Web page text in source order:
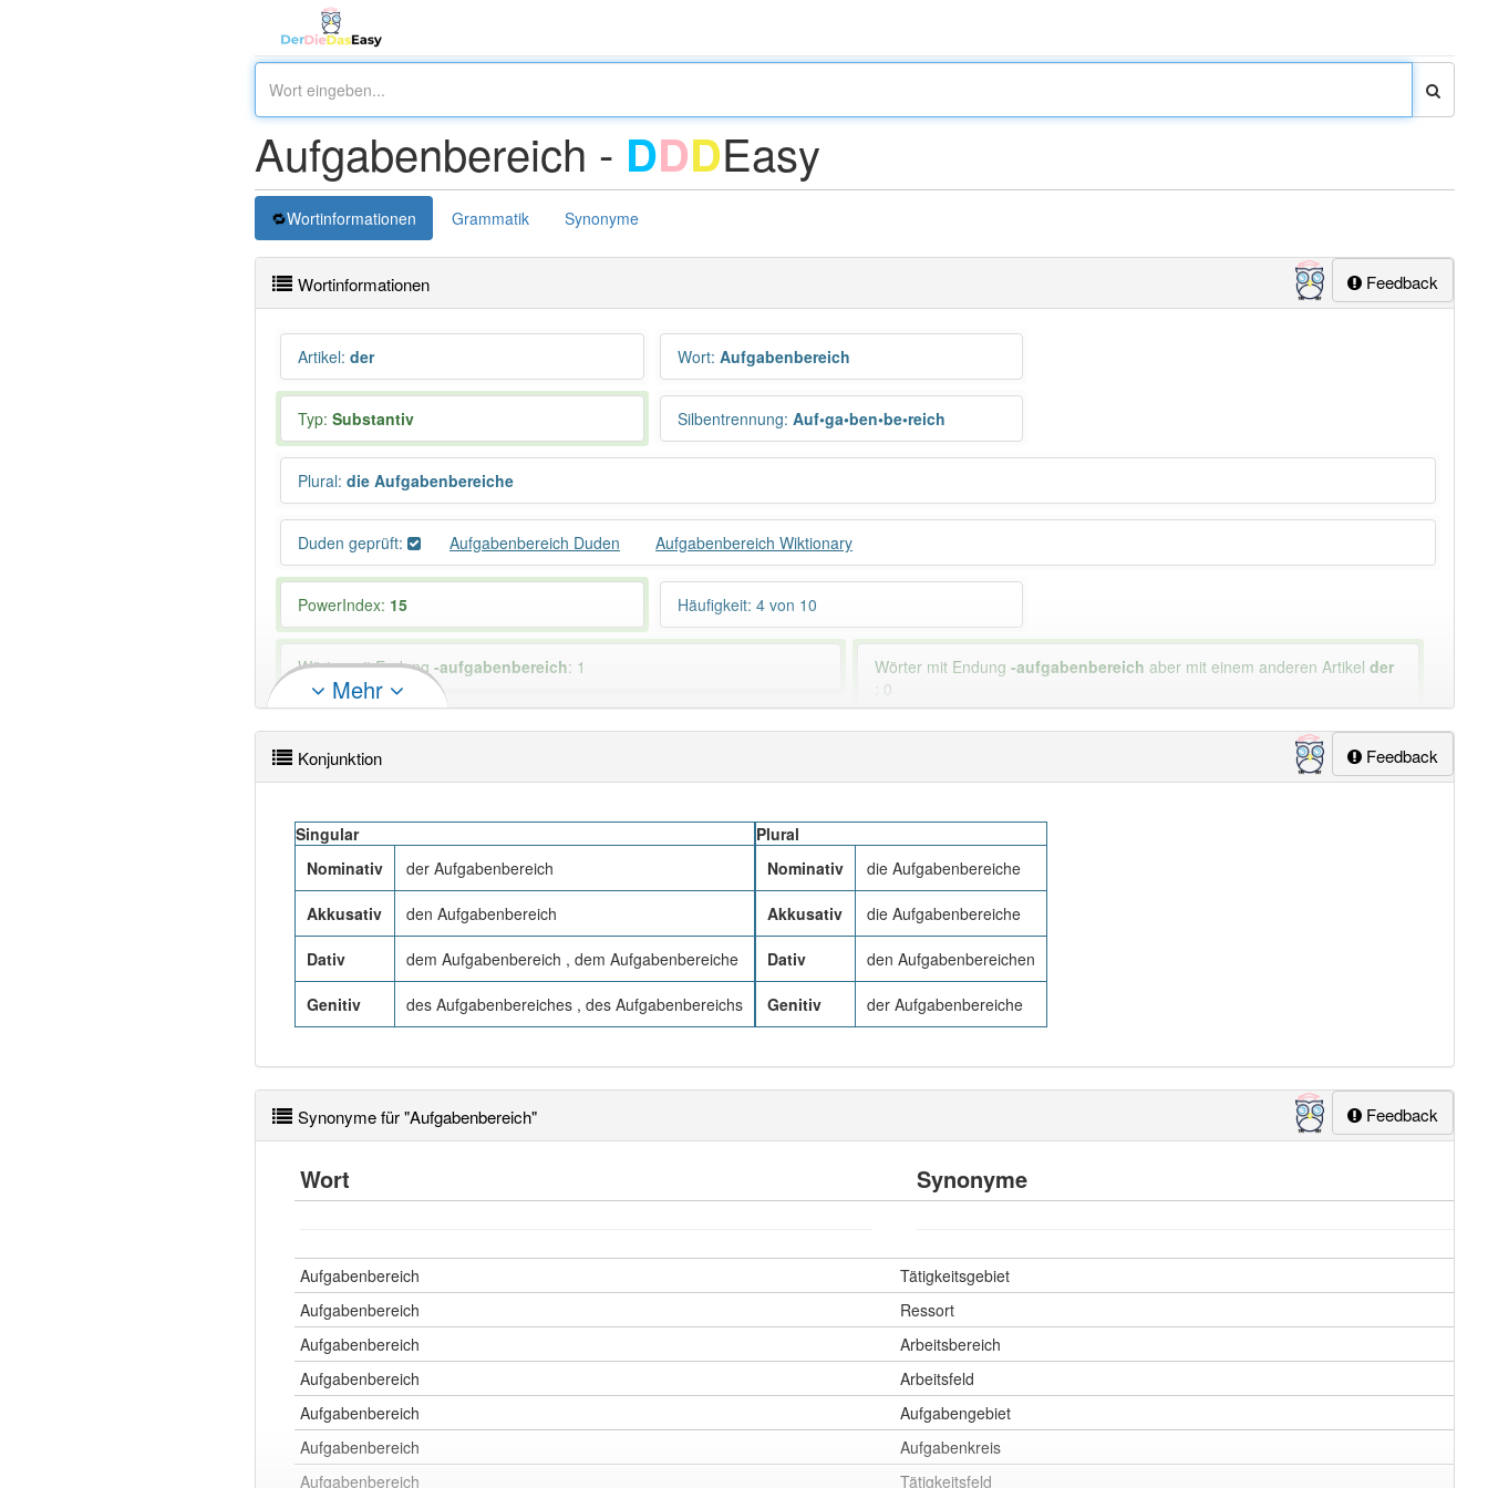
Aufgabenbereich - DDDEasy
Wortinformationen Grammatik Synonyme
Feedback
Wortinformationen
Artikel: der Wort: Aufgabenbereich
Typ: Substantiv Silbentrennung: Auf•ga•ben•be•reich
Plural: die Aufgabenbereiche
Duden geprüft: Aufgabenbereich Duden Aufgabenbereich Wiktionary
PowerIndex: 15 Häufigkeit: 4 von 10
Wörter mit Endung -aufgabenbereich: 1 Wörter mit Endung-aufgabenbereich aber mit einem anderen Artikelder
: 0
99% unserer Spielapp-Nutzer haben den Artikel korrekt erraten.
Mehr
Feedback
Konjunktion
Singular
Nominativ
der Aufgabenbereich
Akkusativ den Aufgabenbereich
Dativ dem Aufgabenbereich , dem Aufgabenbereiche
Genitiv des Aufgabenbereiches , des Aufgabenbereichs
Plural
Nominativ
die Aufgabenbereiche
Akkusativ die Aufgabenbereiche
Dativ den Aufgabenbereichen
Genitiv der Aufgabenbereiche
Feedback
Synonyme für "Aufgabenbereich"
Wort Synonyme
Aufgabenbereich
Tätigkeitsgebiet
Aufgabenbereich
Ressort
Aufgabenbereich
Arbeitsbereich
Aufgabenbereich
Arbeitsfeld
Aufgabenbereich
Aufgabengebiet
Aufgabenbereich
Aufgabenkreis
Aufgabenbereich
Tätigkeitsfeld